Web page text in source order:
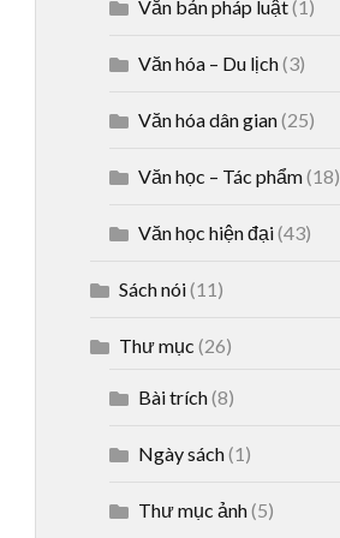
Văn bản pháp luật(1)
Văn hóa – Du lịch(3)
Văn hóa dân gian(25)
Văn học – Tác phẩm(18)
Văn học hiện đại(43)
Sách nói(11)
Thư mục (26)
Bài trích(8)
Ngày sách(1)
Thư mục ảnh(5)